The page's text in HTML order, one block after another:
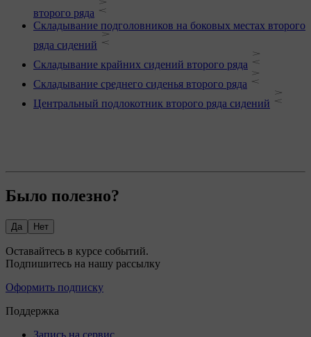
второго ряда
Складывание подголовников на боковых местах второго
ряда сидений
Складывание крайних сидений второго ряда
Складывание среднего сиденья второго ряда
Центральный подлокотник второго ряда сидений
Было полезно?
Да Нет